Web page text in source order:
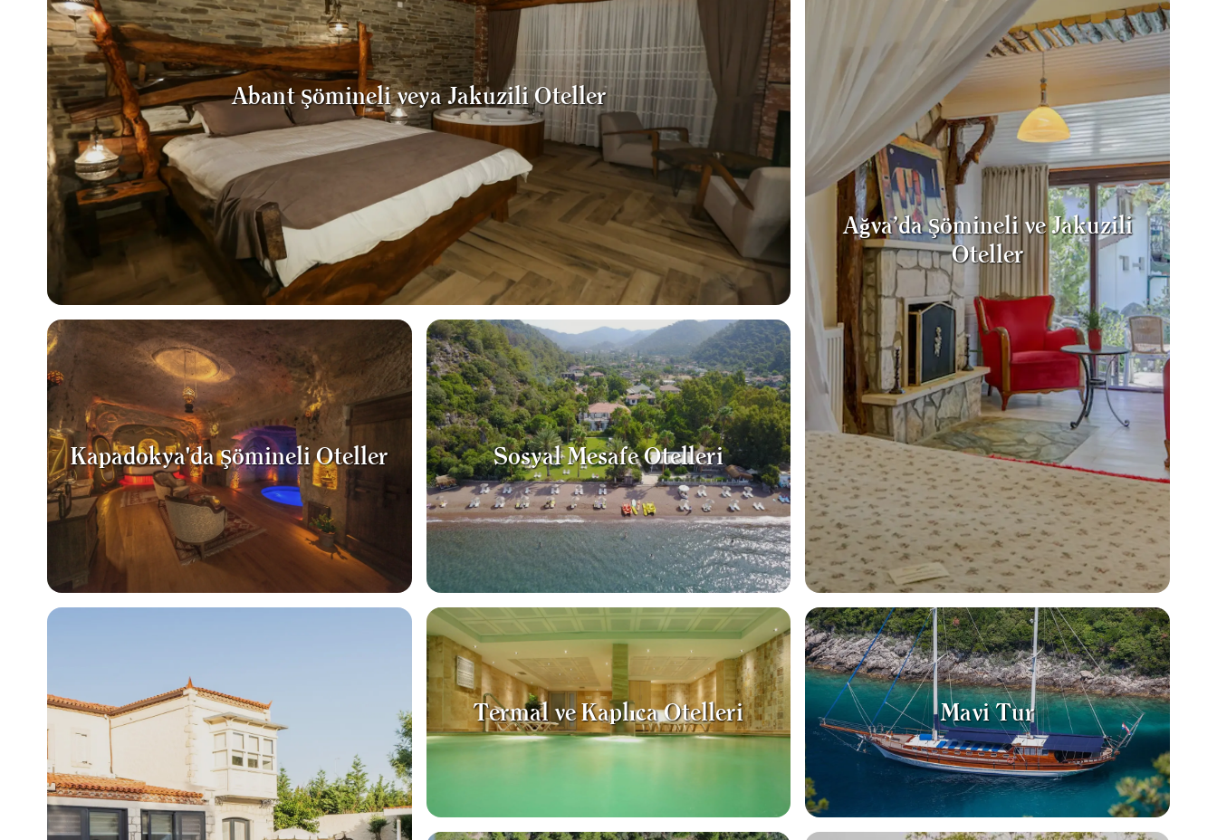
Abant Şömineli veya Jakuzili Oteller
Ağva’da Şömineli ve Jakuzili
Oteller
Kapadokya'da Şömineli Oteller Sosyal Mesafe Otelleri
Termal ve Kaplıca Otelleri Mavi Tur